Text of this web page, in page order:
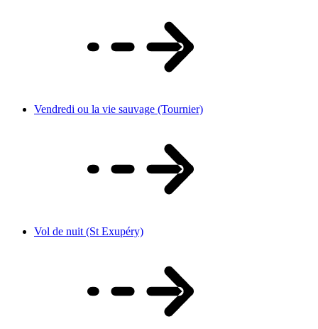
Vendredi ou la vie sauvage (Tournier)
Vol de nuit (St Exupéry)